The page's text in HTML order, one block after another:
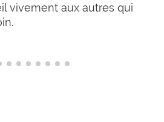
vivement aux autres qui